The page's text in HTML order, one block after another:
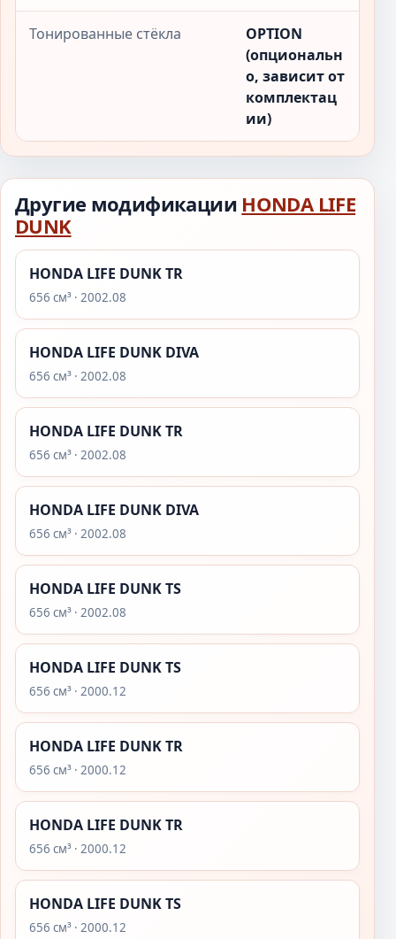
Тонированные стёкла
OPTION
(опциональн
о, зависит от
комплектац
ии)
Другие модификации HONDA LIFE
DUNK
HONDA LIFE DUNK TR
656 см³ · 2002.08
HONDA LIFE DUNK DIVA
656 см³ · 2002.08
HONDA LIFE DUNK TR
656 см³ · 2002.08
HONDA LIFE DUNK DIVA
656 см³ · 2002.08
HONDA LIFE DUNK TS
656 см³ · 2002.08
HONDA LIFE DUNK TS
656 см³ · 2000.12
HONDA LIFE DUNK TR
656 см³ · 2000.12
HONDA LIFE DUNK TR
656 см³ · 2000.12
HONDA LIFE DUNK TS
656 см³ · 2000.12